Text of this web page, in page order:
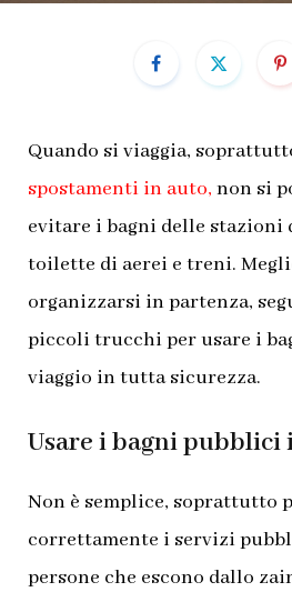
Quando si viaggia,
spostamenti in auto, non si
evitare i bagni delle stazioni
toilette di aerei e treni.
organizzarsi in partenza,
piccoli trucchi per usare i
viaggio in tutta sicurezza.
Usare i bagni pubblici
Non è semplice, soprattutto
correttamente i servizi
persone che escono dallo